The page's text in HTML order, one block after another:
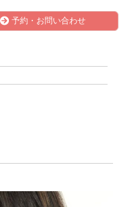
予約・お問い合わせ